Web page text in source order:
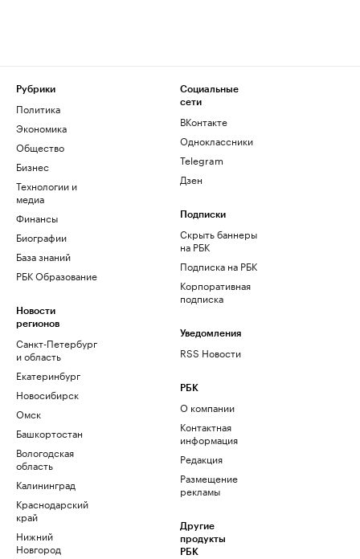
Рубрики
Политика
Экономика
Общество
Бизнес
Технологии и
медиа
Финансы
Биографии
База знаний
РБК Образование
Новости
регионов
Санкт-Петербург
и область
Екатеринбург
Новосибирск
Омск
Башкортостан
Вологодская
область
Калининград
Краснодарский
край
Нижний
Новгород
Социальные
сети
ВКонтакте
Одноклассники
Telegram
Дзен
Подписки
Скрыть баннеры
на РБК
Подписка на РБК
Корпоративная
подписка
Уведомления
RSS Новости
РБК
О компании
Контактная
информация
Редакция
Размещение
рекламы
Другие
продукты
РБК